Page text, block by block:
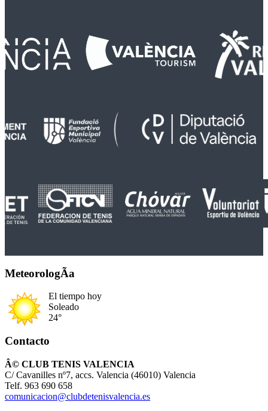
MeteorologÃ­a
El tiempo hoy
Soleado
24°
Contacto
Â© CLUB TENIS VALENCIA
C/ Cavanilles nº7, accs. Valencia (46010) Valencia
Telf. 963 690 658
comunicacion@clubdetenisvalencia.es